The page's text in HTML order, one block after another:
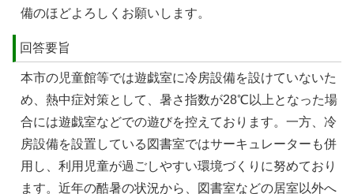
備のほどよろしくお願いします。
回答要旨
本市の児童館等では遊戯室に冷房設備を設けていないた
め、熱中症対策として、暑さ指数が28℃以上となった場
合には遊戯室などでの遊びを控えております。一方、冷
房設備を設置している図書室ではサーキュレーターも併
用し、利用児童が過ごしやすい環境づくりに努めており
ます。近年の酷暑の状況から、図書室などの居室以外へ